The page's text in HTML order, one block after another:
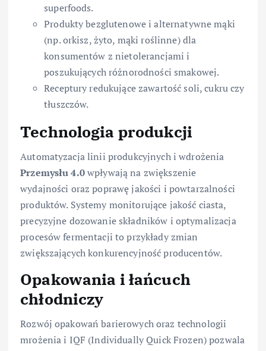
superfoods.
Produkty bezglutenowe i alternatywne mąki
(np. orkisz, żyto, mąki roślinne) dla
konsumentów z nietolerancjami i
poszukujących różnorodności smakowej.
Receptury redukujące zawartość soli, cukru czy
tłuszczów.
Technologia produkcji
Automatyzacja linii produkcyjnych i wdrożenia
Przemysłu 4.0wpływają na zwiększenie
wydajności oraz poprawę jakości i powtarzalności
produktów. Systemy monitorujące jakość ciasta,
precyzyjne dozowanie składników i optymalizacja
procesów fermentacji to przykłady zmian
zwiększających konkurencyjność producentów.
Opakowania i łańcuch
chłodniczy
Rozwój opakowań barierowych oraz technologii
mrożenia i IQF (Individually Quick Frozen) pozwala